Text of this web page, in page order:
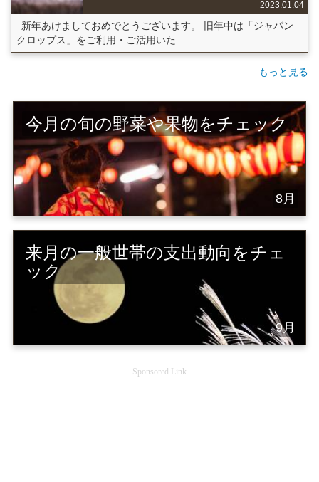
2023.01.04
新年あけましておめでとうございます。 旧年中は「ジャパン
クロップス」をご利用・ご活用いた...
もっと見る
今月の旬の野菜や果物をチェック
8月
来月の一般世帯の支出動向をチェ
ック
9月
Sponsored Link